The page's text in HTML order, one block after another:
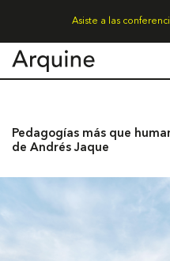
Asiste a las
Pedagogías más que
de Andrés Jaque